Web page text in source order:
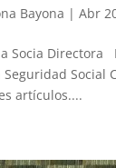
Bayona |Abr
Socia
Social
artículos....